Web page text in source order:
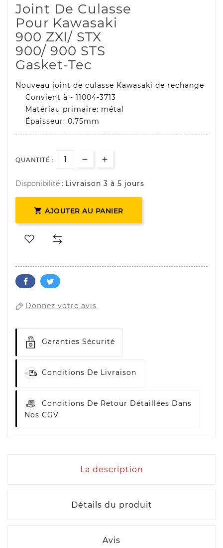
Joint De Culasse
Pour Kawasaki
900 ZXI/ STX
900/ 900 STS
Gasket-Tec
Nouveau joint de culasse Kawasaki de rechange
Convient à - 11004-3713
Matériau primaire: métal
Épaisseur: 0.75mm
QUANTITÉ :
Disponibilité : Livraison 3 à 5 jours
 AJOUTER AU PANIER
Donnez votre avis
Garanties Sécurité
Conditions De Livraison
Conditions De Retour Détaillées Dans
Nos CGV
La description
Détails du produit
Avis